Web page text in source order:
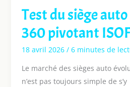
Test du siège
360 pivotant
18 avril 2026 / 6 minutes de
Le marché des sièges auto
n’est pas toujours simple de s’y